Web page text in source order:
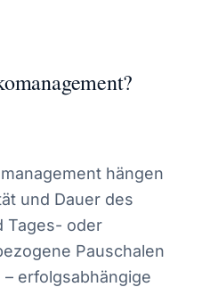
hängen
und Dauer des
Tages- oder
Pauschalen
erfolgsabhängige